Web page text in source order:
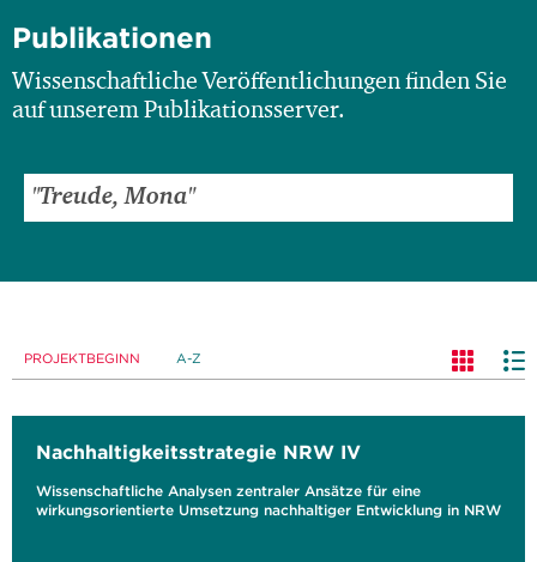
Publikationen
Wissenschaftliche Veröffentlichungen finden Sie
auf unserem Publikationsserver.
PROJEKTBEGINN A-Z
Nachhaltigkeitsstrategie NRW IV
Wissenschaftliche Analysen zentraler Ansätze für eine
wirkungsorientierte Umsetzung nachhaltiger Entwicklung in NRW